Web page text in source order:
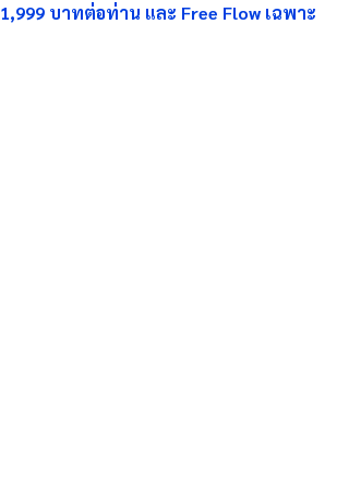
1,999 บาทต่อท่าน และ Free Flow เฉพาะ